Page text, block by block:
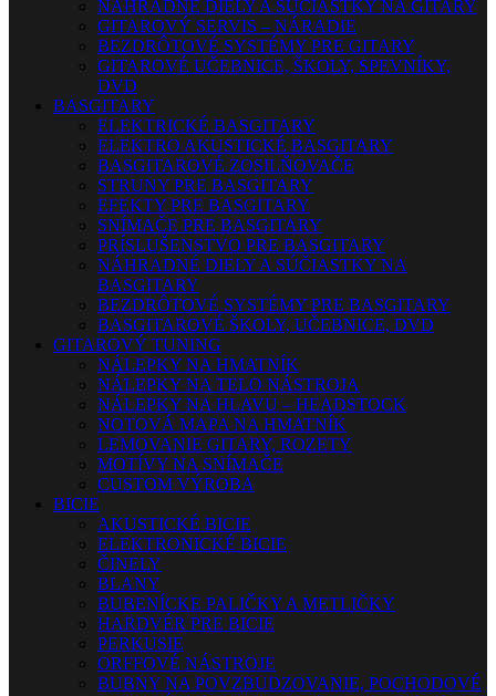
NÁHRADNÉ DIELY A SÚČIASTKY NA GITARY
GITAROVÝ SERVIS – NÁRADIE
BEZDRÔTOVÉ SYSTÉMY PRE GITARY
GITAROVÉ UČEBNICE, ŠKOLY, SPEVNÍKY,
DVD
BASGITARY
ELEKTRICKÉ BASGITARY
ELEKTRO AKUSTICKÉ BASGITARY
BASGITAROVÉ ZOSILŇOVAČE
STRUNY PRE BASGITARY
EFEKTY PRE BASGITARY
SNÍMAČE PRE BASGITARY
PRÍSLUŠENSTVO PRE BASGITARY
NÁHRADNÉ DIELY A SÚČIASTKY NA
BASGITARY
BEZDRÔTOVÉ SYSTÉMY PRE BASGITARY
BASGITAROVÉ ŠKOLY, UČEBNICE, DVD
GITAROVÝ TUNING
NÁLEPKY NA HMATNÍK
NÁLEPKY NA TELO NÁSTROJA
NÁLEPKY NA HLAVU – HEADSTOCK
NOTOVÁ MAPA NA HMATNÍK
LEMOVANIE GITARY, ROZETY
MOTÍVY NA SNÍMAČE
CUSTOM VÝROBA
BICIE
AKUSTICKÉ BICIE
ELEKTRONICKÉ BICIE
ČINELY
BLANY
BUBENÍCKE PALIČKY A METLIČKY
HARDVÉR PRE BICIE
PERKUSIE
ORFFOVÉ NÁSTROJE
BUBNY NA POVZBUDZOVANIE, POCHODOVÉ